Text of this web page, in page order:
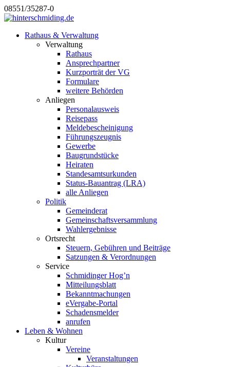
08551/35287-0
Rathaus & Verwaltung
Verwaltung
Rathaus
Ansprechpartner
Kurzporträt der VG
Formulare
weitere Behörden
Anliegen
Personalausweis
Reisepass
Meldebescheinigung
Führungszeugnis
Gewerbe
Baugrundstücke
Heiraten
Standesamtsurkunden
Status-Bauantrag (LRA)
alle Anliegen
Politik
Gemeinderat
Gemeinschaftsversammlung
Wahlergebnisse
Ortsrecht
Steuern, Gebühren und Beiträge
Satzungen & Verordnungen
Service
Schmidinger Hog’n
Mitteilungsblatt
Bekanntmachungen
eVergabe-Portal
Schadensmelder
anrufen
Leben & Wohnen
Kultur
Vereine
Veranstaltungen